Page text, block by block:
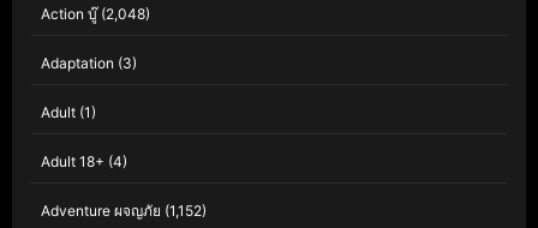
Action บู๊(2,048)
Adaptation (3)
Adult (1)
Adult 18+ (4)
Adventure ผจญภัย (1,152)